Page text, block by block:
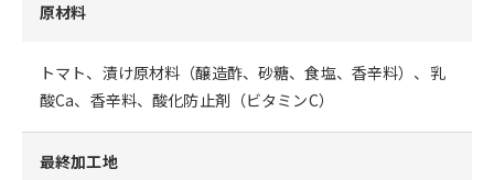
原材料
トマト、漬け原材料（醸造酢、砂糖、食塩、香辛料）、乳
酸Ca、香辛料、酸化防止剤（ビタミンC）
最終加工地